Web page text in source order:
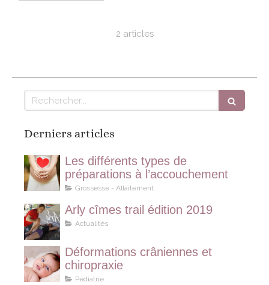
2 articles
Rechercher
Derniers articles
Les différents types de
préparations à l’accouchement
Grossesse - Allaitement
Arly cîmes trail édition 2019
Actualités
Déformations crâniennes et
chiropraxie
Pédiatrie